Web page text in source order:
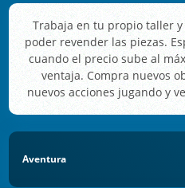
Trabaja en tu propio taller
poder revender las piezas.
cuando el precio sube al
ventaja. Compra nuevos
nuevos acciones jugando y
Aventura